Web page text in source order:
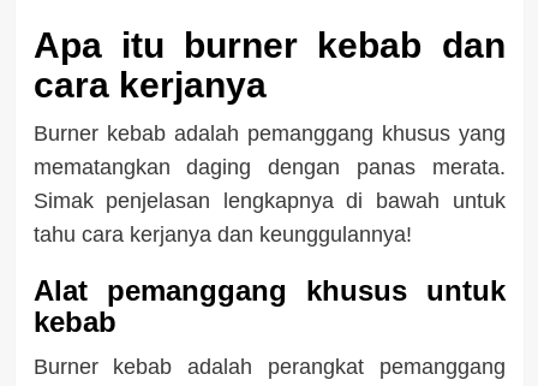
Apa itu burner kebab dan
cara kerjanya
Burner kebab adalah pemanggang khusus yang
mematangkan daging dengan panas merata.
Simak penjelasan lengkapnya di bawah untuk
tahu cara kerjanya dan keunggulannya!
Alat pemanggang khusus untuk
kebab
Burner kebab adalah perangkat pemanggang